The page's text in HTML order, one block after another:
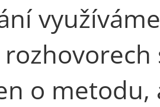
o metodu,